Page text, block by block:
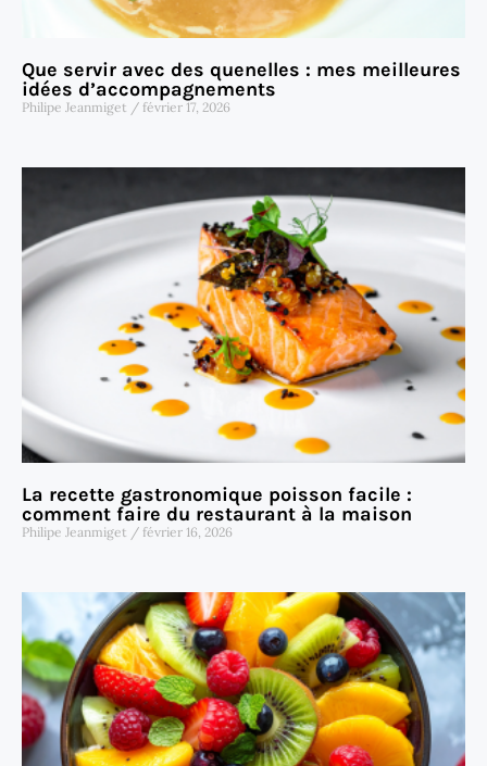
Que servir avec des quenelles : mes meilleures
idées d’accompagnements
Philipe Jeanmiget février 17, 2026
La recette gastronomique poisson facile :
comment faire du restaurant à la maison
Philipe Jeanmiget février 16, 2026